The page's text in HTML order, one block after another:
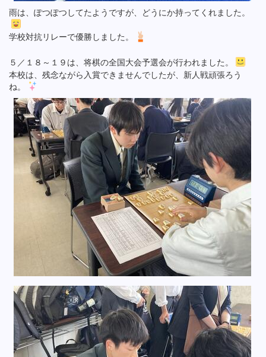
雨は、ぽつぽつしてたようですが、どうにか持ってくれました。
学校対抗リレーで優勝しました。
５／１８～１９は、将棋の全国大会予選会が行われました。
本校は、残念ながら入賞できませんでしたが、新人戦頑張ろう
ね。